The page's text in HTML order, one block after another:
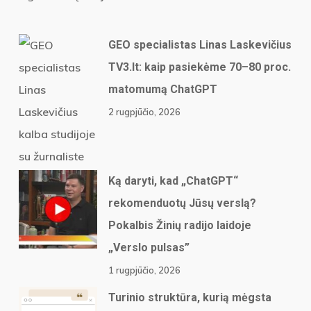
GEO specialistas Linas Laskevičius
TV3.lt: kaip pasiekėme 70–80 proc.
matomumą ChatGPT
2 rugpjūčio, 2026
Ką daryti, kad „ChatGPT“
rekomenduotų Jūsų verslą?
Pokalbis Žinių radijo laidoje
„Verslo pulsas”
1 rugpjūčio, 2026
Turinio struktūra, kurią mėgsta